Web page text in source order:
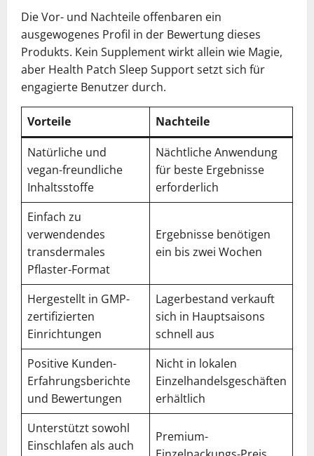
Die Vor- und Nachteile offenbaren ein
ausgewogenes Profil in der Bewertung dieses
Produkts. Kein Supplement wirkt allein wie Magie,
aber Health Patch Sleep Support setzt sich für
engagierte Benutzer durch.
Vorteile
Nachteile
Natürliche und
vegan-freundliche
Inhaltsstoffe
Nächtliche Anwendung
für beste Ergebnisse
erforderlich
Einfach zu
verwendendes
transdermales
Pflaster-Format
Ergebnisse benötigen
ein bis zwei Wochen
Hergestellt in GMP-
zertifizierten
Einrichtungen
Lagerbestand verkauft
sich in Hauptsaisons
schnell aus
Positive Kunden-
Erfahrungsberichte
und Bewertungen
Nicht in lokalen
Einzelhandelsgeschäften
erhältlich
Unterstützt sowohl
Einschlafen als auch
Premium-